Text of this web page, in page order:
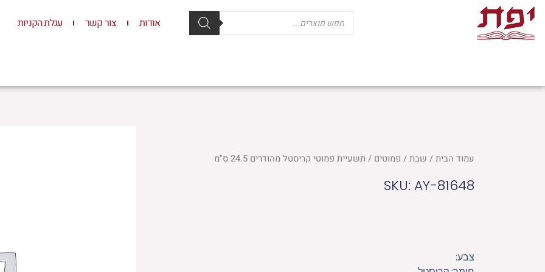
דילוג
לתוכן
Products
search אודות צור קשר עגלת הקניות
עמוד הבית/ שבת/ פמוטים / תשעיית פמוטי קריסטל מהודרים 24.5 ס"מ
SKU: AY-81648
צבע: